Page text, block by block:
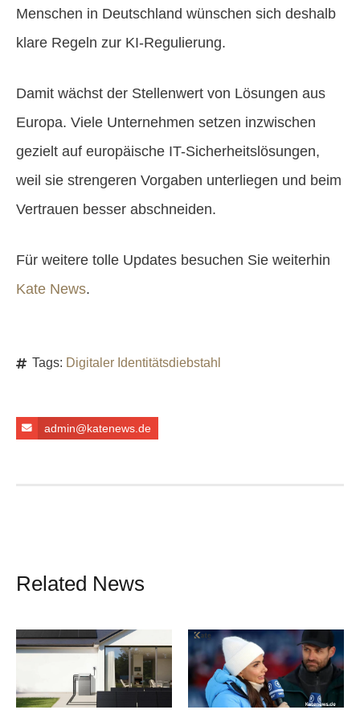
Menschen in Deutschland wünschen sich deshalb
klare Regeln zur KI-Regulierung.
Damit wächst der Stellenwert von Lösungen aus
Europa. Viele Unternehmen setzen inzwischen
gezielt auf europäische IT-Sicherheitslösungen,
weil sie strengeren Vorgaben unterliegen und beim
Vertrauen besser abschneiden.
Für weitere tolle Updates besuchen Sie weiterhin
Kate News.
Tags: Digitaler Identitätsdiebstahl
admin@katenews.de
Related News